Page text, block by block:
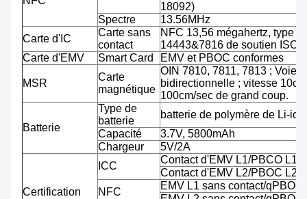
18092)
Spectre
13.56MHz
Carte d'IC
Carte sans
contact
NFC 13,56 mégahertz, type
14443&7816 de soutien ISO/
Carte d'EMV
Smart Card EMV et PBOC conformes
MSR
Carte
magnétique
OIN 7810, 7811, 7813 ; Voie
bidirectionnelle ; vitesse
100cm/sec de grand coup.
Batterie
Type de
batterie
batterie de polymère de Li-ion
Capacité
3.7V, 5800mAh
Chargeur
5V/2A
Certification
ICC
Contact d'EMV L1/PBCO L1
Contact d'EMV L2/PBOC L2
NFC
EMV L1 sans contact/qPBOC